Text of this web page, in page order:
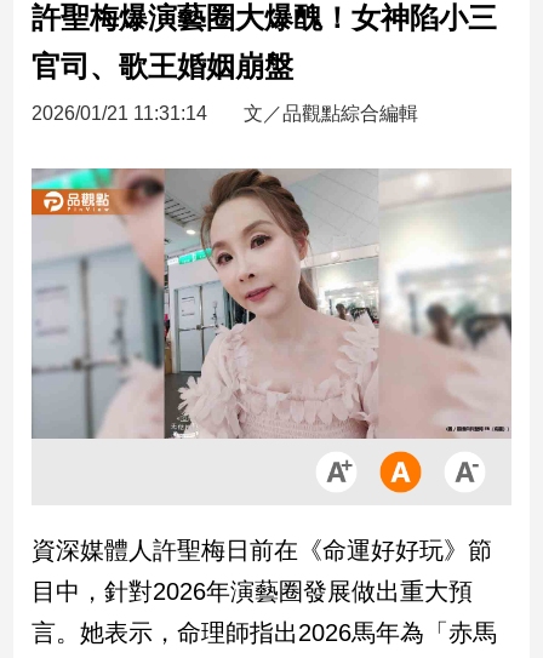
台
灣
財
新
產
經/
市
房
地
品
政
治
政
治
許聖梅爆演藝圈大爆醜！女神陷小三
官司、歌王婚姻崩盤
2026/01/21 11:31:14 文／品觀點綜合編輯
資深媒體人許聖梅日前在《命運好好玩》節
目中，針對2026年演藝圈發展做出重大預
言。她表示，命理師指出2026馬年為「赤馬